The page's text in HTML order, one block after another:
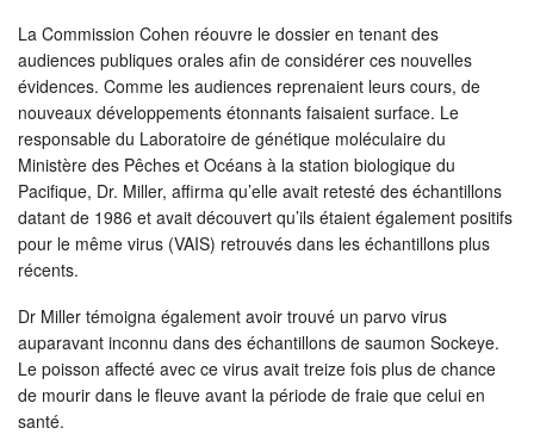
La Commission Cohen réouvre le dossier en tenant des
audiences publiques orales afin de considérer ces nouvelles
évidences. Comme les audiences reprenaient leurs cours, de
nouveaux développements étonnants faisaient surface. Le
responsable du Laboratoire de génétique moléculaire du
Ministère des Pêches et Océans à la station biologique du
Pacifique, Dr. Miller, affirma qu’elle avait retesté des échantillons
datant de 1986 et avait découvert qu’ils étaient également positifs
pour le même virus (VAIS) retrouvés dans les échantillons plus
récents.
Dr Miller témoigna également avoir trouvé un parvo virus
auparavant inconnu dans des échantillons de saumon Sockeye.
Le poisson affecté avec ce virus avait treize fois plus de chance
de mourir dans le fleuve avant la période de fraie que celui en
santé.